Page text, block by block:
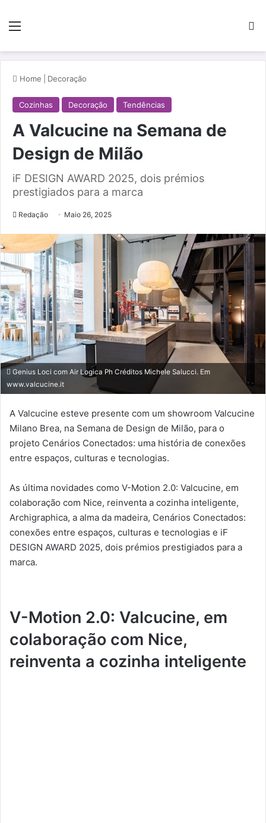
Menu
Home Decoração
Cozinhas Decoração Tendências
A Valcucine na Semana de
Design de Milão
iF DESIGN AWARD 2025, dois prémios
prestigiados para a marca
Redação Maio 26, 2025
Genius Loci com Air Logica Ph Créditos Michele Salucci. Em
www.valcucine.it
A Valcucine esteve presente com um showroom Valcucine
Milano Brea, na Semana de Design de Milão, para o
projeto Cenários Conectados: uma história de conexões
entre espaços, culturas e tecnologias.
As última novidades como V-Motion 2.0: Valcucine, em
colaboração com Nice, reinventa a cozinha inteligente,
Archigraphica, a alma da madeira, Cenários Conectados:
conexões entre espaços, culturas e tecnologias e iF
DESIGN AWARD 2025, dois prémios prestigiados para a
marca.
V-Motion 2.0: Valcucine, em
colaboração com Nice,
reinventa a cozinha inteligente